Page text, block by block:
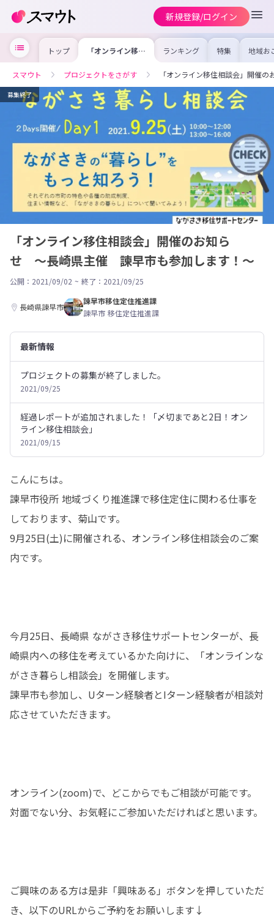
新規登録/ログイン
トップ 「オンライン移住
相談会」開催のお
主催 諫早市も参
加します！〜
ランキング 特集 地域お
の求
を集め
事内容
を比較
合った
スマウト プロジェクトをさがす 「オンライン移住相談会」開催
募集終了
「オンライン移住相談会」開催のお知ら
せ 〜長崎県主催 諫早市も参加します！〜
公開：2021/09/02 ~ 終了：2021/09/25
長崎県諫早市
諫早市移住定住推進課
諫早市 移住定住推進課
最新情報
プロジェクトの募集が終了しました。
2021/09/25
経過レポートが追加されました！「〆切まであと2日！オン
ライン移住相談会」
2021/09/15
こんにちは。
諫早市役所 地域づくり推進課で移住定住に関わる仕事を
しております、菊山です。
9月25日(土)に開催される、オンライン移住相談会のご案
内です。
今月25日、長崎県 ながさき移住サポートセンターが、長
崎県内への移住を考えているかた向けに、「オンラインな
がさき暮らし相談会」を開催します。
諫早市も参加し、Uターン経験者とIターン経験者が相談対
応させていただきます。
オンライン(zoom)で、どこからでもご相談が可能です。
対面でない分、お気軽にご参加いただければと思います。
ご興味のある方は是非「興味ある」ボタンを押していただ